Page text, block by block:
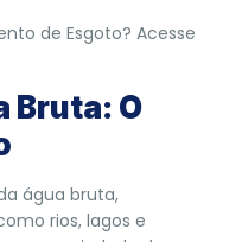
de Esgoto? Acesse
Bruta: O
água bruta,
rios, lagos e